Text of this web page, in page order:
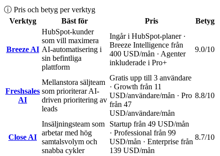
ⓘ Pris och betyg per verktyg
Verktyg
Bäst för Pris Betyg
Breeze AI
HubSpot-kunder
som vill maximera
AI-automatisering i
sin befintliga
plattform
Ingår i HubSpot-planer ·
Breeze Intelligence från
400 USD/mån · Agenter
inkluderade i Pro+
9.0/10
Freshsales
AI
Mellanstora säljteam
som prioriterar AI-
driven prioritering av
leads
Gratis upp till 3 användare
· Growth från 11
USD/användare/mån · Pro
från 47
USD/användare/mån
8.8/10
Close AI
Insäljningsteam som
arbetar med hög
samtalsvolym och
snabba cykler
Startup från 49 USD/mån
· Professional från 99
USD/mån · Enterprise från
139 USD/mån
8.7/10